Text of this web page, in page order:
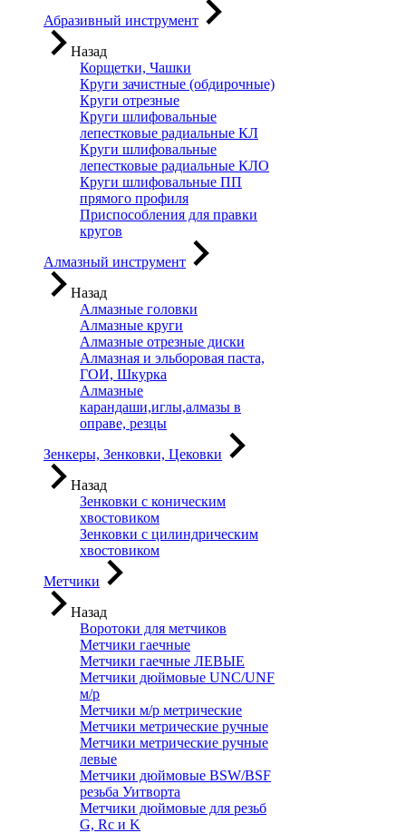
Абразивный инструмент
Назад
Корщетки, Чашки
Круги зачистные (обдирочные)
Круги отрезные
Круги шлифовальные
лепестковые радиальные КЛ
Круги шлифовальные
лепестковые радиальные КЛО
Круги шлифовальные ПП
прямого профиля
Приспособления для правки
кругов
Алмазный инструмент
Назад
Алмазные головки
Алмазные круги
Алмазные отрезные диски
Алмазная и эльборовая паста,
ГОИ, Шкурка
Алмазные
карандаши,иглы,алмазы в
оправе, резцы
Зенкеры, Зенковки, Цековки
Назад
Зенковки с коническим
хвостовиком
Зенковки с цилиндрическим
хвостовиком
Метчики
Назад
Воротоки для метчиков
Метчики гаечные
Метчики гаечные ЛЕВЫЕ
Метчики дюймовые UNC/UNF
м/р
Метчики м/р метрические
Метчики метрические ручные
Метчики метрические ручные
левые
Метчики дюймовые BSW/BSF
резьба Уитворта
Метчики дюймовые для резьб
G, Rc и K